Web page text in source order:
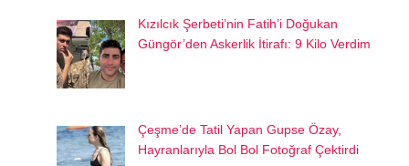
Kızılcık Şerbeti’nin Fatih’i Doğukan
Güngör’den Askerlik İtirafı: 9 Kilo Verdim
Çeşme’de Tatil Yapan Gupse Özay,
Hayranlarıyla Bol Bol Fotoğraf Çektirdi